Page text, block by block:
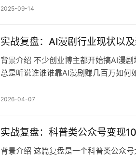
打法优化的过程都有 最终也是得到自己
2025-09-14
实战复盘：AI漫剧行业现状以
背景介绍 不少创业博主都开始搞AI漫
总是听说谁谁谁靠AI漫剧赚几百万如何
剧感兴趣，那么这个复盘值得一看（注
2026-04-07
实战复盘：科普类公众号变现
背景介绍 这篇复盘是一个科普类公众